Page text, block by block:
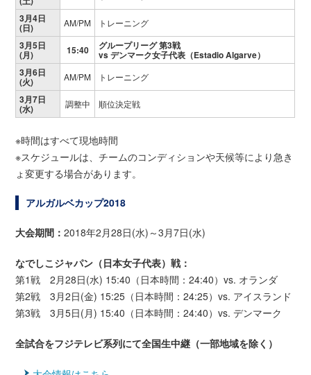
3月4日
(日) AM/PM トレーニング
3月5日
(月) 15:40 グループリーグ 第3戦
vs デンマーク女子代表（Estadio Algarve）
3月6日
(火) AM/PM トレーニング
3月7日
(水) 調整中 順位決定戦
※時間はすべて現地時間
※スケジュールは、チームのコンディションや天候等により急き
ょ変更する場合があります。
アルガルベカップ2018
大会期間：2018年2月28日(水)～3月7日(水)
なでしこジャパン（日本女子代表）戦：
第1戦 2月28日(水) 15:40（日本時間：24:40）vs. オランダ
第2戦 3月2日(金) 15:25（日本時間：24:25）vs. アイスランド
第3戦 3月5日(月) 15:40（日本時間：24:40）vs. デンマーク
全試合をフジテレビ系列にて全国生中継（一部地域を除く）